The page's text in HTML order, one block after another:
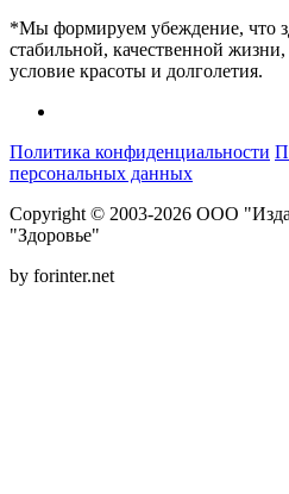
*Мы формируем убеждение, что
стабильной, качественной
условие красоты и долголетия.
Политика конфиденциальности
персональных данных
Copyright © 2003-2026 ООО
"Здоровье"
by forinter.net